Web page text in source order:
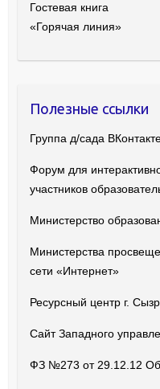
Гостевая книга
«Горячая линия»
Полезные ссылки
Группа д/сада
Форум для
участников
Министерство
Министерства
сети «Интернет»
Ресурсный центр г.
Сайт Западного
ФЗ №273 от 29.12.12